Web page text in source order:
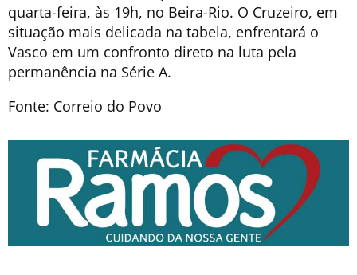
quarta-feira, às 19h, no Beira-Rio. O Cruzeiro, em
situação mais delicada na tabela, enfrentará o
Vasco em um confronto direto na luta pela
permanência na Série A.
Fonte: Correio do Povo